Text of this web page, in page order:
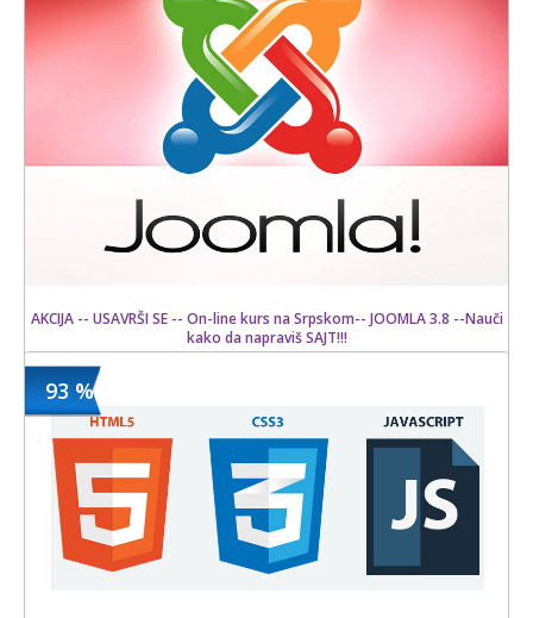
AKCIJA -- USAVRŠI SE -- On-line kurs na Srpskom-- JOOMLA 3.8 --Nauči
kako da napraviš SAJT!!!
4 kom.
15000 din
93 %